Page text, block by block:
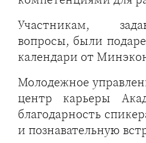
Участникам,
вопросы, были
календари от
Молодежное
центр карьеры
благодарность
и познавательную